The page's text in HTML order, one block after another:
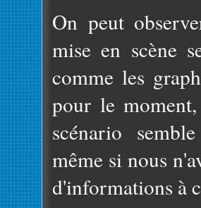
On peut
mise en scène
comme les
pour le
scénario
même si nous
d'informations à